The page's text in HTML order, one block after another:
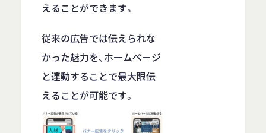
えることができます。
従来の広告では伝えられな
かった魅力を、ホームページ
と連動することで最大限伝
えることが可能です。